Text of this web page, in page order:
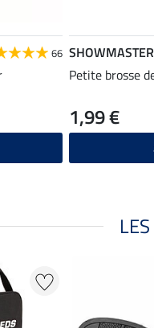
66 SHOWMASTER
Petite brosse
1,99 €